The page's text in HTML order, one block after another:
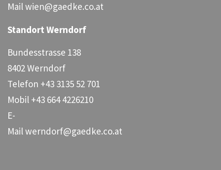
Mailwien@gaedke.co.at
Standort Werndorf
Bundesstrasse 138
8402 Werndorf
Telefon +43 3135 52 701
Mobil +43 664 4226210
E-
Mailwerndorf@gaedke.co.at